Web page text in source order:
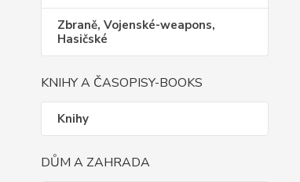
Zbraně, Vojenské-weapons,
Hasičské
KNIHY A ČASOPISY-BOOKS
Knihy
DŮM A ZAHRADA